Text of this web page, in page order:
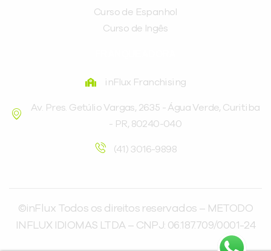
Curso de Espanhol
Curso de Ingês
inFlux Franchising
Av. Pres. Getúlio Vargas, 2635 - Água Verde, Curitiba
- PR, 80240-040
(41) 3016-9898
©inFlux Todos os direitos reservados – METODO
INFLUX IDIOMAS LTDA – CNPJ: 06.187.709/0001-24